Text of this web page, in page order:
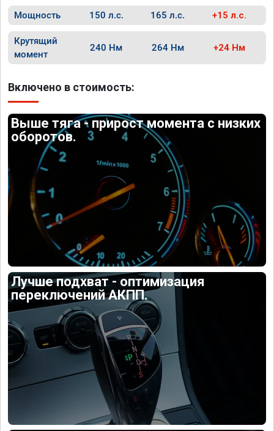
Мощность 150 л.с. 165 л.с. +15 л.с.
Крутящий
момент
240 Нм 264 Нм +24 Нм
Включено в стоимость:
Выше тяга - прирост момента с низких
оборотов.
Лучше подхват - оптимизация
переключений АКПП.